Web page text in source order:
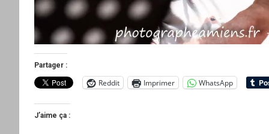
Partager :
Reddit Imprimer WhatsApp
J’aime ça :